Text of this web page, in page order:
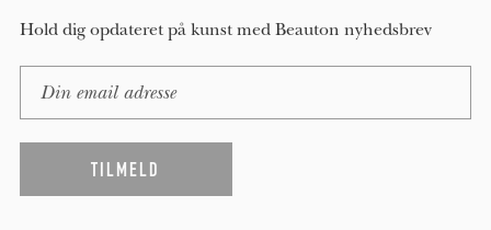
Hold dig opdateret på kunst med Beauton nyhedsbrev